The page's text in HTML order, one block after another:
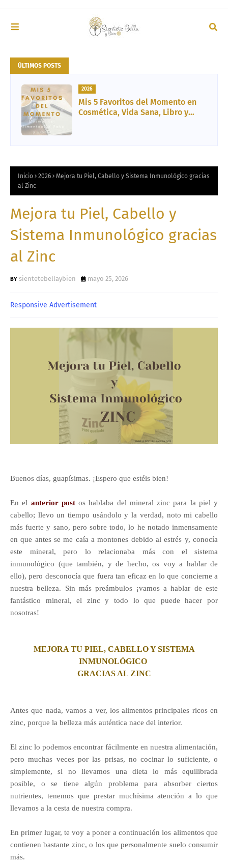
ÚLTIMOS POSTS
2026
Mis 5 Favoritos del Momento en
Cosmética, Vida Sana, Libro y
Inicio 2026
Mejora tu Piel, Cabello y Sistema Inmunológico gracias
al Zinc
Mejora tu Piel, Cabello y
Sistema Inmunológico gracias
al Zinc
sientetebellaybien mayo 25, 2026
Responsive Advertisement
Buenos días, guapísimas. ¡Espero que estéis bien!
En el anterior postos hablaba del mineral zinc para la piel y
cabello; llevo un tiempo usándolo y la verdad, noto mi cabello
más fuerte y sano, pero sobre todo, lo he notado inmensamente
en que antes se me caía a montones debido al estrés y, conocía
este mineral, pero lo relacionaba más con el sistema
inmunológico (que también, y de hecho, os voy a hablar de
ello), pero desconocía que fuera tan eficaz en lo que concierne a
nuestra belleza. Sin más preámbulos ¡vamos a hablar de este
fantástico mineral, el zinc y todo lo que puede hacer por
nosotras!
MEJORA TU PIEL, CABELLO Y SISTEMA
INMUNOLÓGICO
GRACIAS AL ZINC
Antes que nada, vamos a ver, los alimentos principales ricos en
zinc, porque la belleza más auténtica nace del interior.
El zinc lo podemos encontrar fácilmente en nuestra alimentación,
pero muchas veces por las prisas, no cocinar lo suficiente, o
simplemente, si no llevamos una dieta lo más equilibrada
posible, o se tiene algún problema para absorber ciertos
nutrientes, tenemos que prestar muchísima atención a lo que
llevamos a la cesta de nuestra compra.
En primer lugar, te voy a poner a continuación los alimentos que
contienen bastante zinc, o los que personalmente suelo consumir
más.